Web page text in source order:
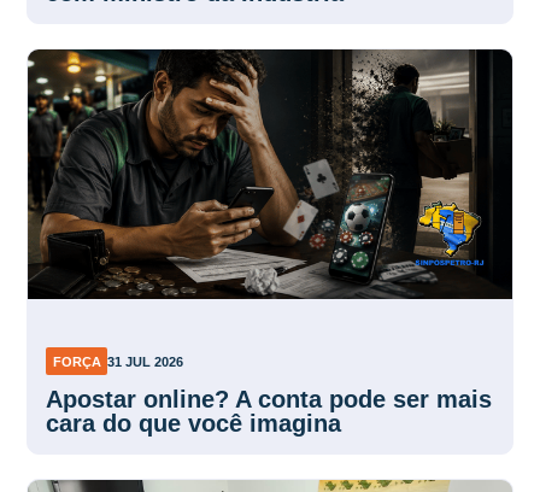
FORÇA 31 JUL 2026
Apostar online? A conta pode ser mais
cara do que você imagina